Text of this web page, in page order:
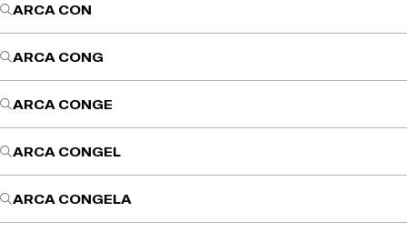
ARCA CON
ARCA CONG
ARCA CONGE
ARCA CONGEL
ARCA CONGELA